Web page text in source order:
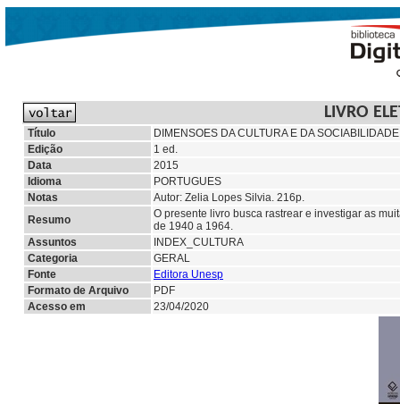
LIVRO
Título
DIMENSOES DA CULTURA E DA
Edição
1 ed.
Data
2015
Idioma
PORTUGUES
Notas
Autor: Zelia Lopes Silvia. 216p.
Resumo
O presente livro busca rastrear e investigar as
de 1940 a 1964.
Assuntos
INDEX_CULTURA
Categoria
GERAL
Fonte
Editora Unesp
Formato de Arquivo
PDF
Acesso em
23/04/2020